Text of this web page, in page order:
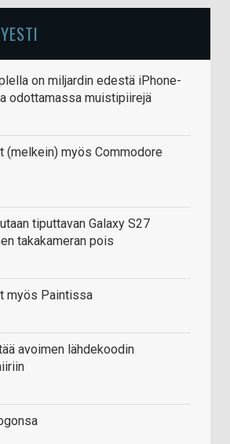
on miljardin edestä iPhone-
odottamassa muistipiirejä
(melkein) myös Commodore
tiputtavan Galaxy S27
takakameran pois
myös Paintissa
avoimen lähdekoodin